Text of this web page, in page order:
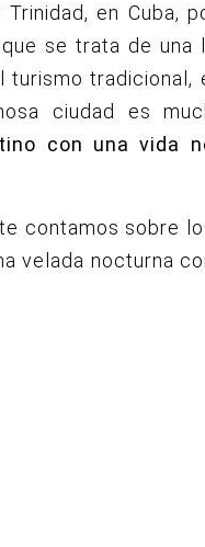
Trinidad, en Cuba,
se trata de una
turismo tradicional,
ciudad es
con una vida
contamos sobre
velada nocturna